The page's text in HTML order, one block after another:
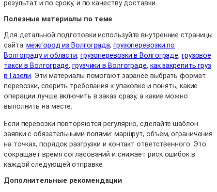
результат и по сроку, и по качеству доставки.
Полезные материалы по теме
Для детальной подготовки используйте внутренние страницы
сайта:межгород из Волгограда, грузоперевозки по
Волгограду и области, грузоперевозки в Волгограде, грузовое
такси в Волгограде,грузчики в Волгограде, как закрепить груз
в Газели. Эти материалы помогают заранее выбрать формат
перевозки, сверить требования к упаковке и понять, какие
операции лучше включить в заказ сразу, а какие можно
выполнить на месте.
Если перевозки повторяются регулярно, сделайте шаблон
заявки с обязательными полями: маршрут, объём, ограничения
на точках, порядок разгрузки и контакт ответственного. Это
сокращает время согласований и снижает риск ошибок в
каждой следующей отправке.
Дополнительные рекомендации